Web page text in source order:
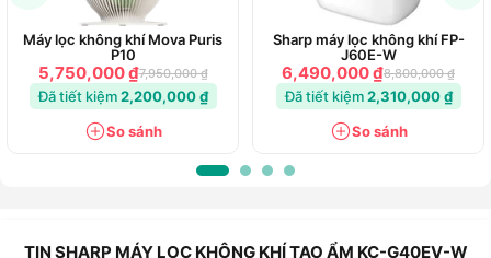
Máy lọc không khí Mova Puris
P10
5,750,000 ₫7,950,000 ₫
Đã tiết kiệm2,200,000 ₫
So sánh
Sharp máy lọc không khí FP-
J60E-W
6,490,000 ₫8,800,000 ₫
Đã tiết kiệm2,310,000 ₫
So sánh
TIN SHARP MÁY LỌC KHÔNG KHÍ TẠO ẨM KC-G40EV-W